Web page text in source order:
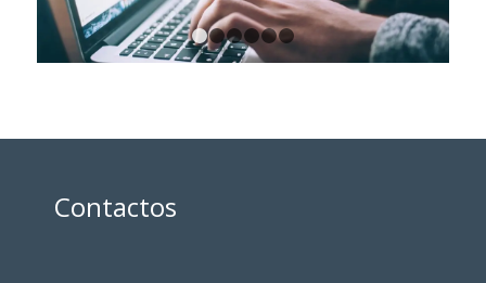
1 2 3 4 5 6
Contactos